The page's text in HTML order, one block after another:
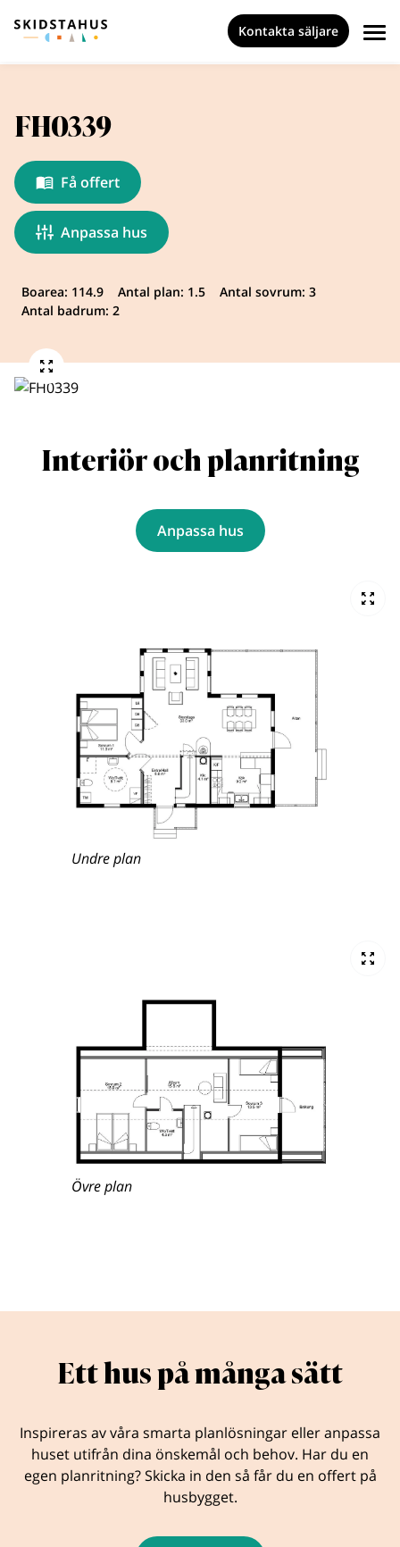
Kontakta säljare
FH0339
Få offert
Anpassa hus
Boarea: 114.9 Antal plan: 1.5
Antal sovrum: 3
Antal badrum: 2
Interiör och planritning
Anpassa hus
Undre plan
Övre plan
Ett hus på många sätt
Inspireras av våra smarta planlösningar eller anpassa
huset utifrån dina önskemål och behov. Har du en
egen planritning? Skicka in den så får du en offert på
husbygget.